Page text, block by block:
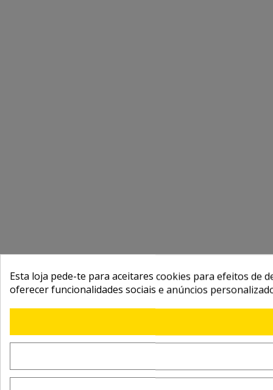
Esta loja pede-te para aceitares cookies para efeitos de
oferecer funcionalidades sociais e anúncios